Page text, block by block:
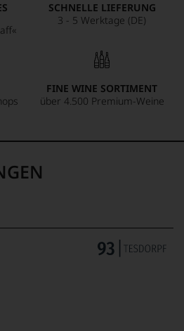
SCHNELLE LIEFERUNG
3 - 5 Werktage (DE)
FINE WINE SORTIMENT
über 4.500 Premium-Weine